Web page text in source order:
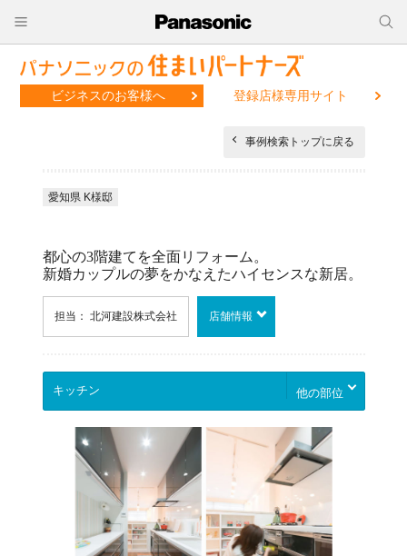
ビジネスのお客様へ 登録店様専用サイト
事例検索トップに戻る
愛知県 K様邸
都心の3階建てを全面リフォーム。
新婚カップルの夢をかなえたハイセンスな新居。
担当： 北河建設株式会社 店舗情報
他の部位